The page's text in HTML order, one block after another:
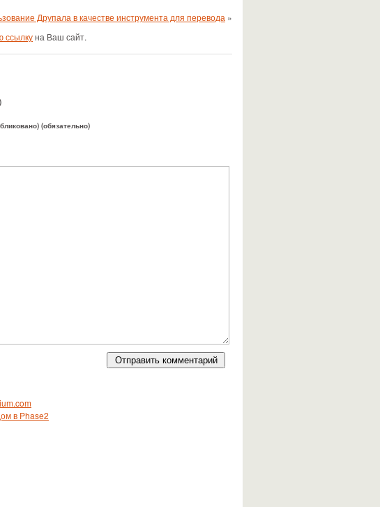
Друпала в качестве инструмента для перевода »
ссылкуна Ваш сайт.
(обязательно)
в Phase2